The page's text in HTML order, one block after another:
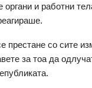
и работни
престане со сите
за тоа да